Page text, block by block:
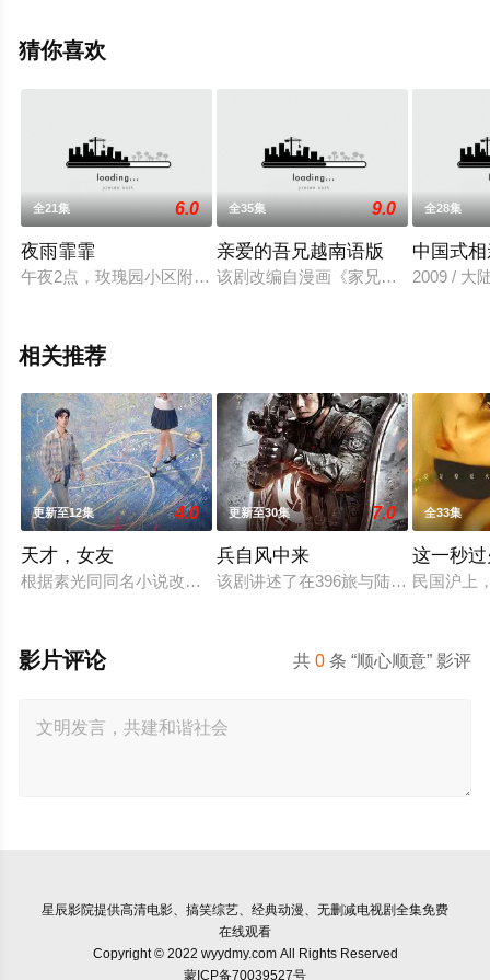
多相关信息可移步至豆瓣电视剧、电视猫或剧情网等平台
猜你喜欢
全21集 6.0
夜雨霏霏
午夜2点，玫瑰园小区附近突然响起枪声，市外贸局长裘成贵倒
全35集 9.0
亲爱的吾兄越南语版
该剧改编自漫画《家兄又在作死》，
全28集
中国式
2009 / 大
相关推荐
更新至12集 4.0
天才，女友
根据素光同同名小说改编。江逾白长大以后，林知夏忽然对他
更新至30集 7.0
兵自风中来
该剧讲述了在396旅与陆军步兵学院
全33集
这一秒
民国沪上
共0 条 “顺心顺意” 影评
影片评论
星辰影院提供高清电影、搞笑综艺、经典动漫、无删减电视剧全集免费
在线观看
Copyright © 2022 wyydmy.com All Rights Reserved
蒙ICP备70039527号